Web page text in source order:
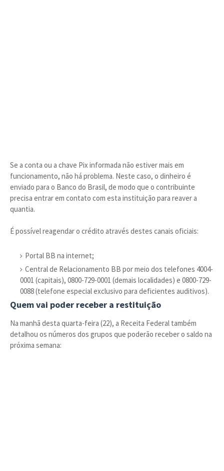
Se a conta ou a chave Pix informada não estiver mais em
funcionamento, não há problema. Neste caso, o dinheiro é
enviado para o Banco do Brasil, de modo que o contribuinte
precisa entrar em contato com esta instituição para reaver a
quantia.
É possível reagendar o crédito através destes canais oficiais:
Portal BB na internet;
Central de Relacionamento BB por meio dos telefones 4004-
0001 (capitais), 0800-729-0001 (demais localidades) e 0800-729-
0088 (telefone especial exclusivo para deficientes auditivos).
Quem vai poder receber a restituição
Na manhã desta quarta-feira (22), a Receita Federal também
detalhou os números dos grupos que poderão receber o saldo na
próxima semana: